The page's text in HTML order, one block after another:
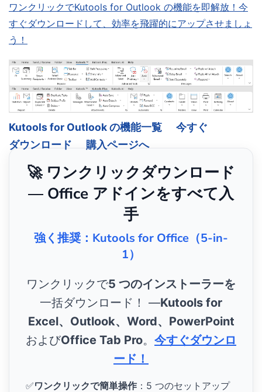
ワンクリックでKutools for Outlook の機能を即解放！今
すぐダウンロードして、効率を飛躍的にアップさせましょ
う！
Kutools for Outlook の機能一覧
今すぐ
ダウンロード
購入ページへ
🚀 ワンクリックダウンロード
— Office アドインをすべて入
手
強く推奨：Kutools for Office（5-in-
1）
ワンクリックで5 つのインストーラーを
一括ダウンロード！ ―Kutools for
Excel、Outlook、Word、PowerPoint
およびOffice Tab Pro。 今すぐダウンロ
ード！
✅ワンクリックで簡単操作 ：5 つのセットアップ